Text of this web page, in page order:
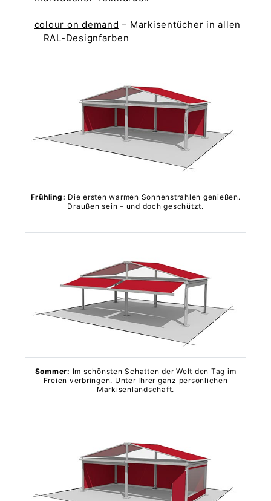
colour on demand – Markisentücher in allen
RAL-Designfarben
Frühling: Die ersten warmen Sonnenstrahlen genießen.
Draußen sein – und doch geschützt.
Sommer: Im schönsten Schatten der Welt den Tag im
Freien verbringen. Unter Ihrer ganz persönlichen
Markisenlandschaft.